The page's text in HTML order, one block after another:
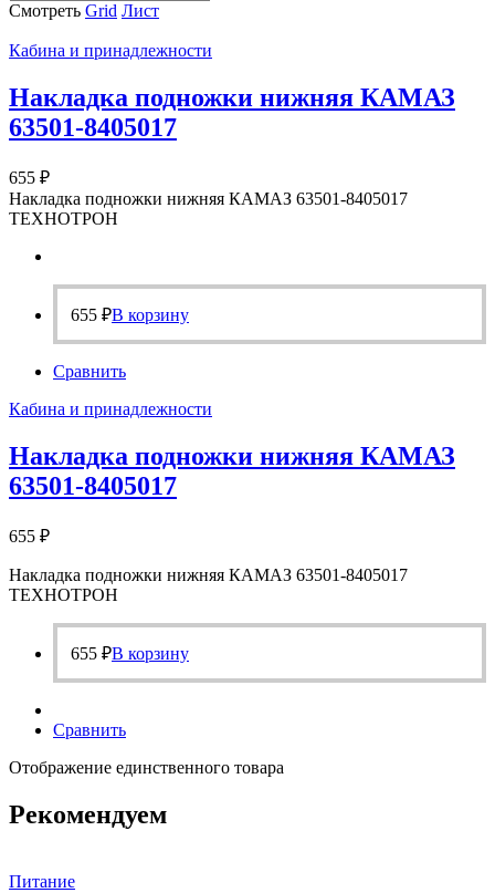
Смотреть Grid Лист
Кабина и принадлежности
Накладка подножки нижняя КАМАЗ
63501-8405017
655 ₽
Накладка подножки нижняя КАМАЗ 63501-8405017
ТЕХНОТРОН
655 ₽В корзину
Сравнить
Кабина и принадлежности
Накладка подножки нижняя КАМАЗ
63501-8405017
655 ₽
Накладка подножки нижняя КАМАЗ 63501-8405017
ТЕХНОТРОН
655 ₽В корзину
Сравнить
Отображение единственного товара
Рекомендуем
Питание